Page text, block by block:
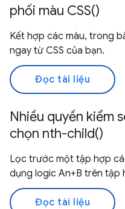
phối màu CSS()
Kết hợp các màu, trong
ngay từ CSS của bạn.
Đọc tài liệu
Nhiều quyền kiểm
chọn nth-child()
Lọc trước một tập hợp
dụng logic An+B trên tập
Đọc tài liệu